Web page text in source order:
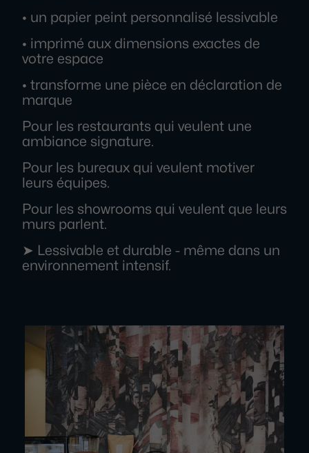
• un papier peint personnalisé lessivable
• imprimé aux dimensions exactes de
votre espace
• transforme une pièce en déclaration de
marque
Pour les restaurants qui veulent une
ambiance signature.
Pour les bureaux qui veulent motiver
leurs équipes.
Pour les showrooms qui veulent que leurs
murs parlent.
➤ Lessivable et durable - même dans un
environnement intensif.